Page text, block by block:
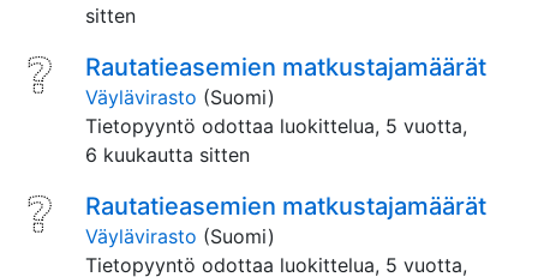
sitten
Rautatieasemien matkustajamäärät
Väylävirasto (Suomi)
Tietopyyntö odottaa luokittelua, 5 vuotta,
6 kuukautta sitten
Rautatieasemien matkustajamäärät
Väylävirasto (Suomi)
Tietopyyntö odottaa luokittelua, 5 vuotta,